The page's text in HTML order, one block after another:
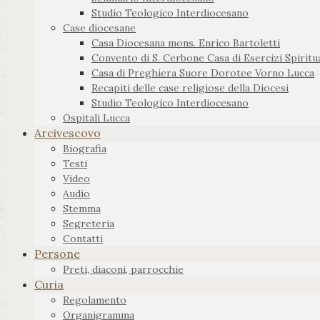
Studio Teologico Interdiocesano
Case diocesane
Casa Diocesana mons. Enrico Bartoletti
Convento di S. Cerbone Casa di Esercizi
Casa di Preghiera Suore Dorotee Vorno Lucca
Recapiti delle case religiose della Diocesi
Studio Teologico Interdiocesano
Ospitali Lucca
Arcivescovo
Biografia
Testi
Video
Audio
Stemma
Segreteria
Contatti
Persone
Preti, diaconi, parrocchie
Curia
Regolamento
Organigramma